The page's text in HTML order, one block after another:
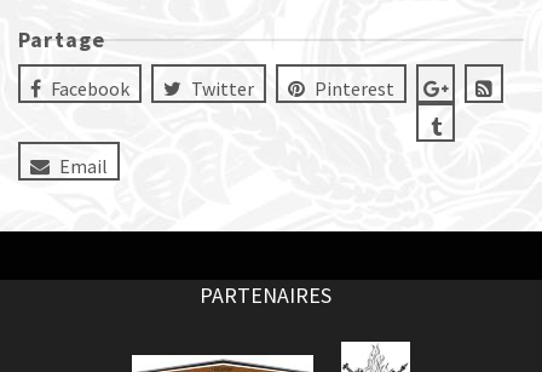
Partage
Facebook Twitter Pinterest
Email
PARTENAIRES